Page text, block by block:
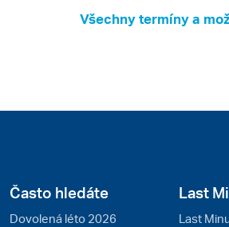
Všechny termíny a
Často hledáte
Dovolená léto 2026
Last
Last